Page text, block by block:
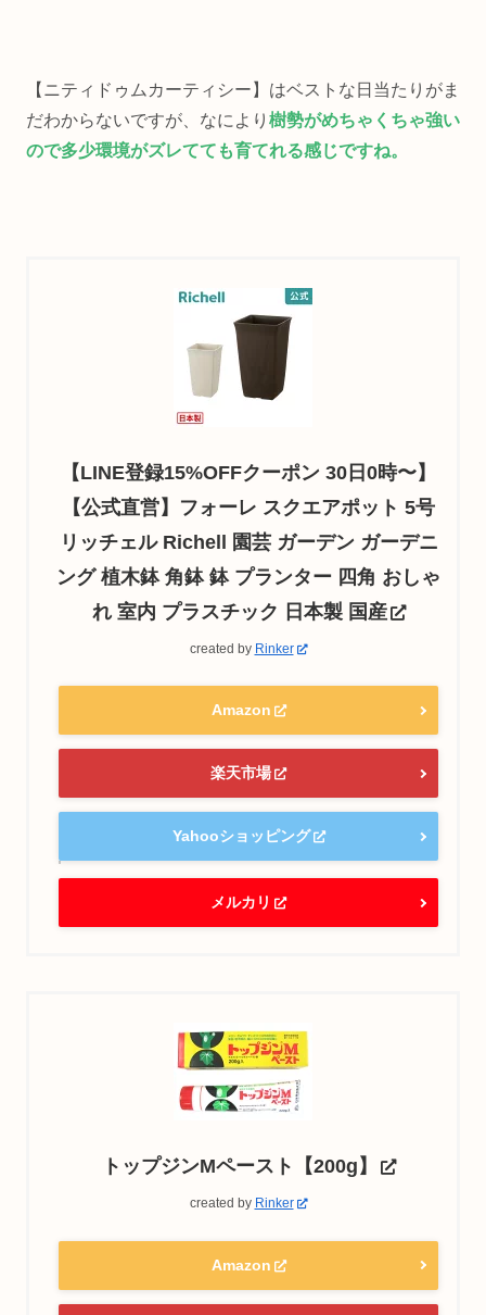
【ニティドゥムカーティシー】はベストな日当たりがま
だわからないですが、なにより 樹勢がめちゃくちゃ強い
ので多少環境がズレてても育てれる感じですね。
【LINE登録15%OFFクーポン 30日0時〜】
【公式直営】フォーレ スクエアポット 5号
リッチェル Richell 園芸 ガーデン ガーデニ
ング 植木鉢 角鉢 鉢 プランター 四角 おしゃ
れ 室内 プラスチック 日本製 国産
created by Rinker
Amazon
楽天市場
Yahooショッピング
メルカリ
トップジンMペースト【200g】
created by Rinker
Amazon